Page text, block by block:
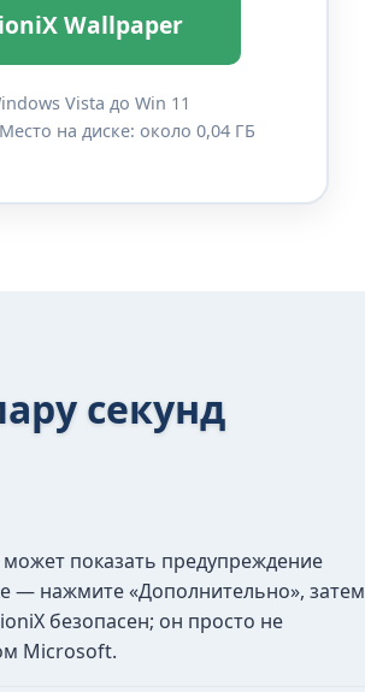
Wallpaper
Vista до Win 11
Место на диске: около 0,04 ГБ
секунд
показать предупреждение
— нажмите «Дополнительно», затем
безопасен; он просто не
Microsoft.